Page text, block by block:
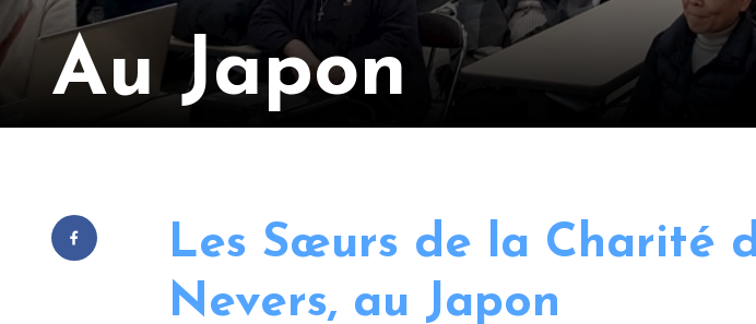
Au Japon
Les Sœurs de la Charité
Nevers, au Japon